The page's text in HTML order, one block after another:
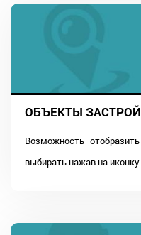
ОБЪЕКТЫ
Возможность
выбирать нажав на